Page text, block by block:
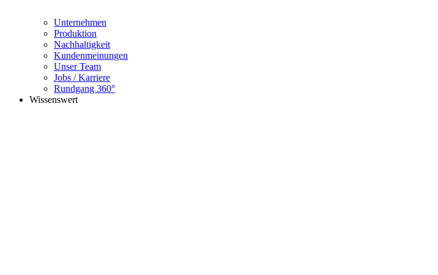
Unternehmen
Produktion
Nachhaltigkeit
Kundenmeinungen
Unser Team
Jobs / Karriere
Rundgang 360°
Wissenswert